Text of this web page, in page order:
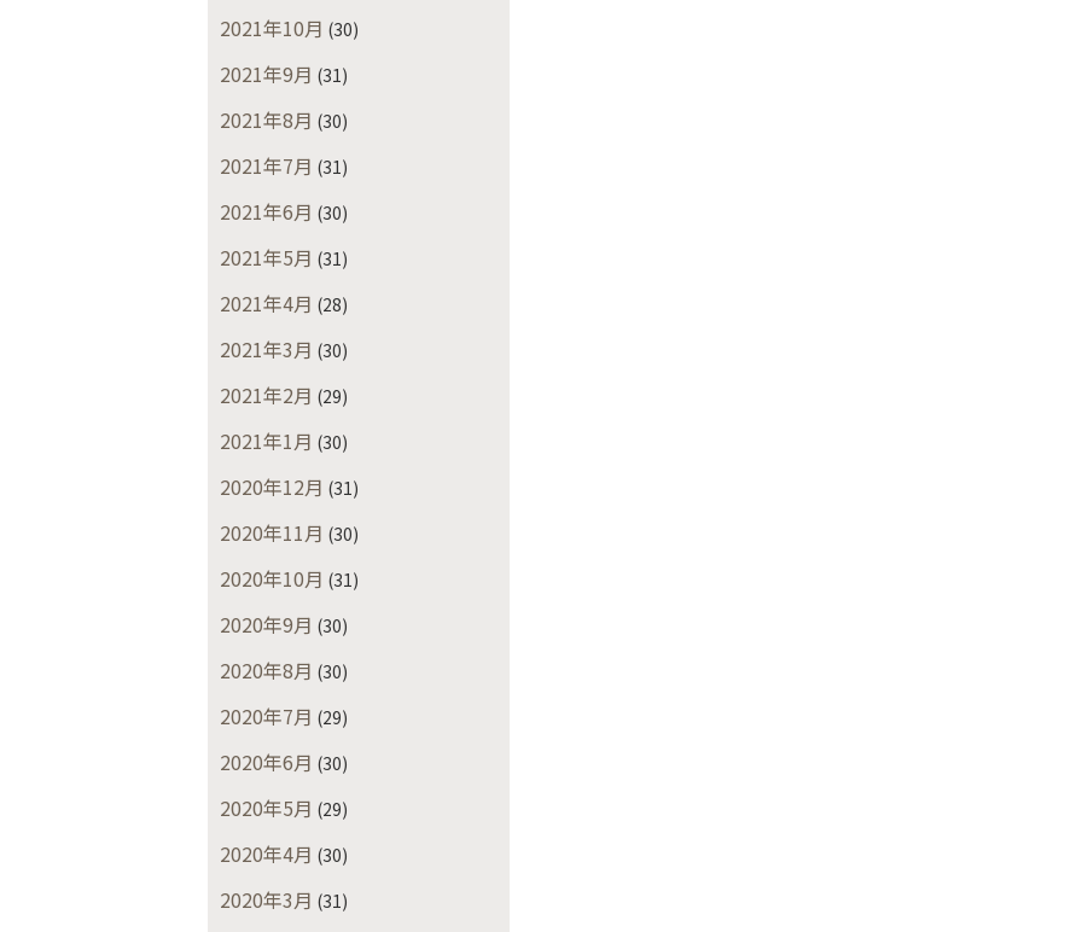
2021年10月 (30)
2021年9月 (31)
2021年8月 (30)
2021年7月 (31)
2021年6月 (30)
2021年5月 (31)
2021年4月 (28)
2021年3月 (30)
2021年2月 (29)
2021年1月 (30)
2020年12月 (31)
2020年11月 (30)
2020年10月 (31)
2020年9月 (30)
2020年8月 (30)
2020年7月 (29)
2020年6月 (30)
2020年5月 (29)
2020年4月 (30)
2020年3月 (31)